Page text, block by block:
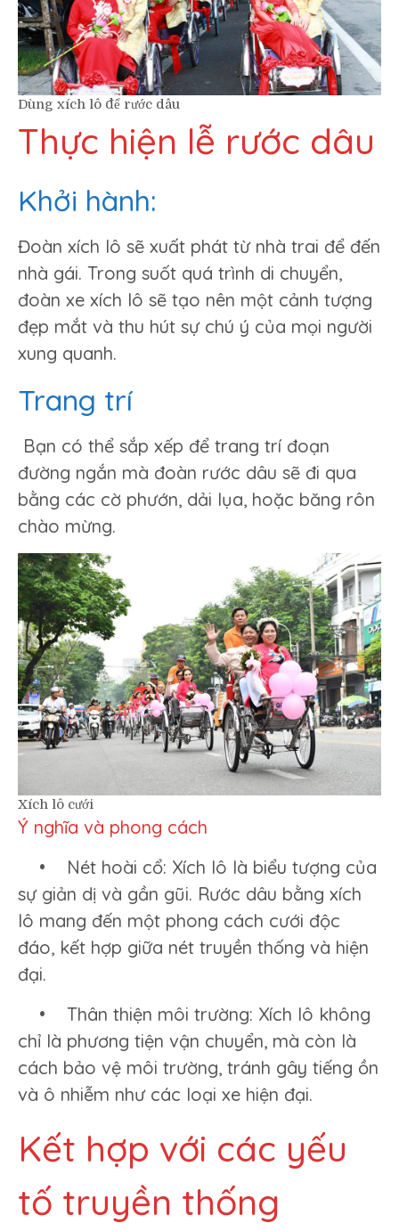
Dùng xích lô để rước dâu
Thực hiện lễ rước dâu
Khởi hành:
Đoàn xích lô sẽ xuất phát từ nhà trai để đến
nhà gái. Trong suốt quá trình di chuyển,
đoàn xe xích lô sẽ tạo nên một cảnh tượng
đẹp mắt và thu hút sự chú ý của mọi người
xung quanh.
Trang trí
Bạn có thể sắp xếp để trang trí đoạn
đường ngắn mà đoàn rước dâu sẽ đi qua
bằng các cờ phướn, dải lụa, hoặc băng rôn
chào mừng.
Xích lô cưới
Ý nghĩa và phong cách
• Nét hoài cổ: Xích lô là biểu tượng của
sự giản dị và gần gũi. Rước dâu bằng xích
lô mang đến một phong cách cưới độc
đáo, kết hợp giữa nét truyền thống và hiện
đại.
• Thân thiện môi trường: Xích lô không
chỉ là phương tiện vận chuyển, mà còn là
cách bảo vệ môi trường, tránh gây tiếng ồn
và ô nhiễm như các loại xe hiện đại.
Kết hợp với các yếu
tố truyền thống